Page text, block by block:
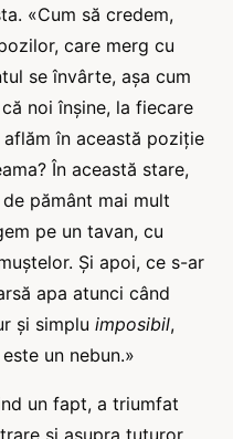
«Cum să credem,
care merg cu
se învârte, așa cum
noi înșine, la fiecare
în această poziție
În această stare,
pământ mai mult
pe un tavan, cu
Și apoi, ce s-ar
apa atunci când
și simplu imposibil,
un nebun.»
un fapt, a triumfat
și asupra tuturor